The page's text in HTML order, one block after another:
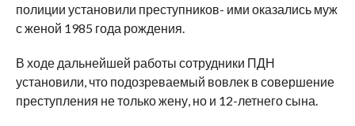
полиции установили преступников- ими оказались муж
с женой 1985 года рождения.
В ходе дальнейшей работы сотрудники ПДН
установили, что подозреваемый вовлек в совершение
преступления не только жену, но и 12-летнего сына.